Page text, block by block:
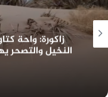
سابقة قضائية
الإلكتروني في